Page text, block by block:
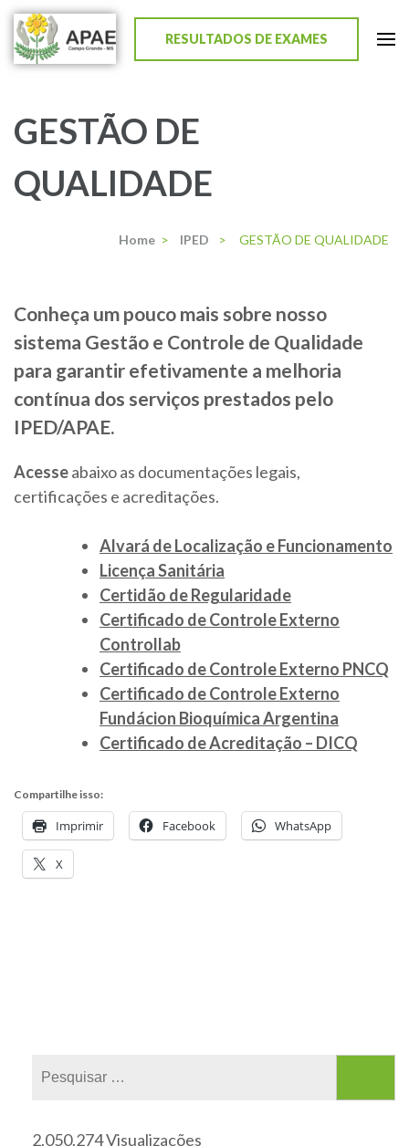
APAE de Campo Grande
RESULTADOS DE EXAMES
GESTÃO DE
QUALIDADE
Home > IPED > GESTÃO DE QUALIDADE
Conheça um pouco mais sobre nosso
sistema Gestão e Controle de Qualidade
para garantir efetivamente a melhoria
contínua dos serviços prestados pelo
IPED/APAE.
Acesseabaixo as documentações legais,
certificações e acreditações.
Alvará de Localização e Funcionamento
Licença Sanitária
Certidão de Regularidade
Certificado de Controle Externo
Controllab
Certificado de Controle Externo PNCQ
Certificado de Controle Externo
Fundácion Bioquímica Argentina
Certificado de Acreditação – DICQ
Compartilhe isso:
Imprimir Facebook WhatsApp
X
2.050.274 Visualizações